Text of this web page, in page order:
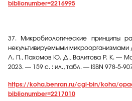
biblionumber=2216995
37. Микробиологические принципы
некультивируемыми
Л. П., Пахомов Ю. Д., Валитова Р. К. —
2023. — 159 с. : ил., табл. — ISBN 978-5-
https://koha.benran.ru/cgi-bin/koha/
biblionumber=2217010